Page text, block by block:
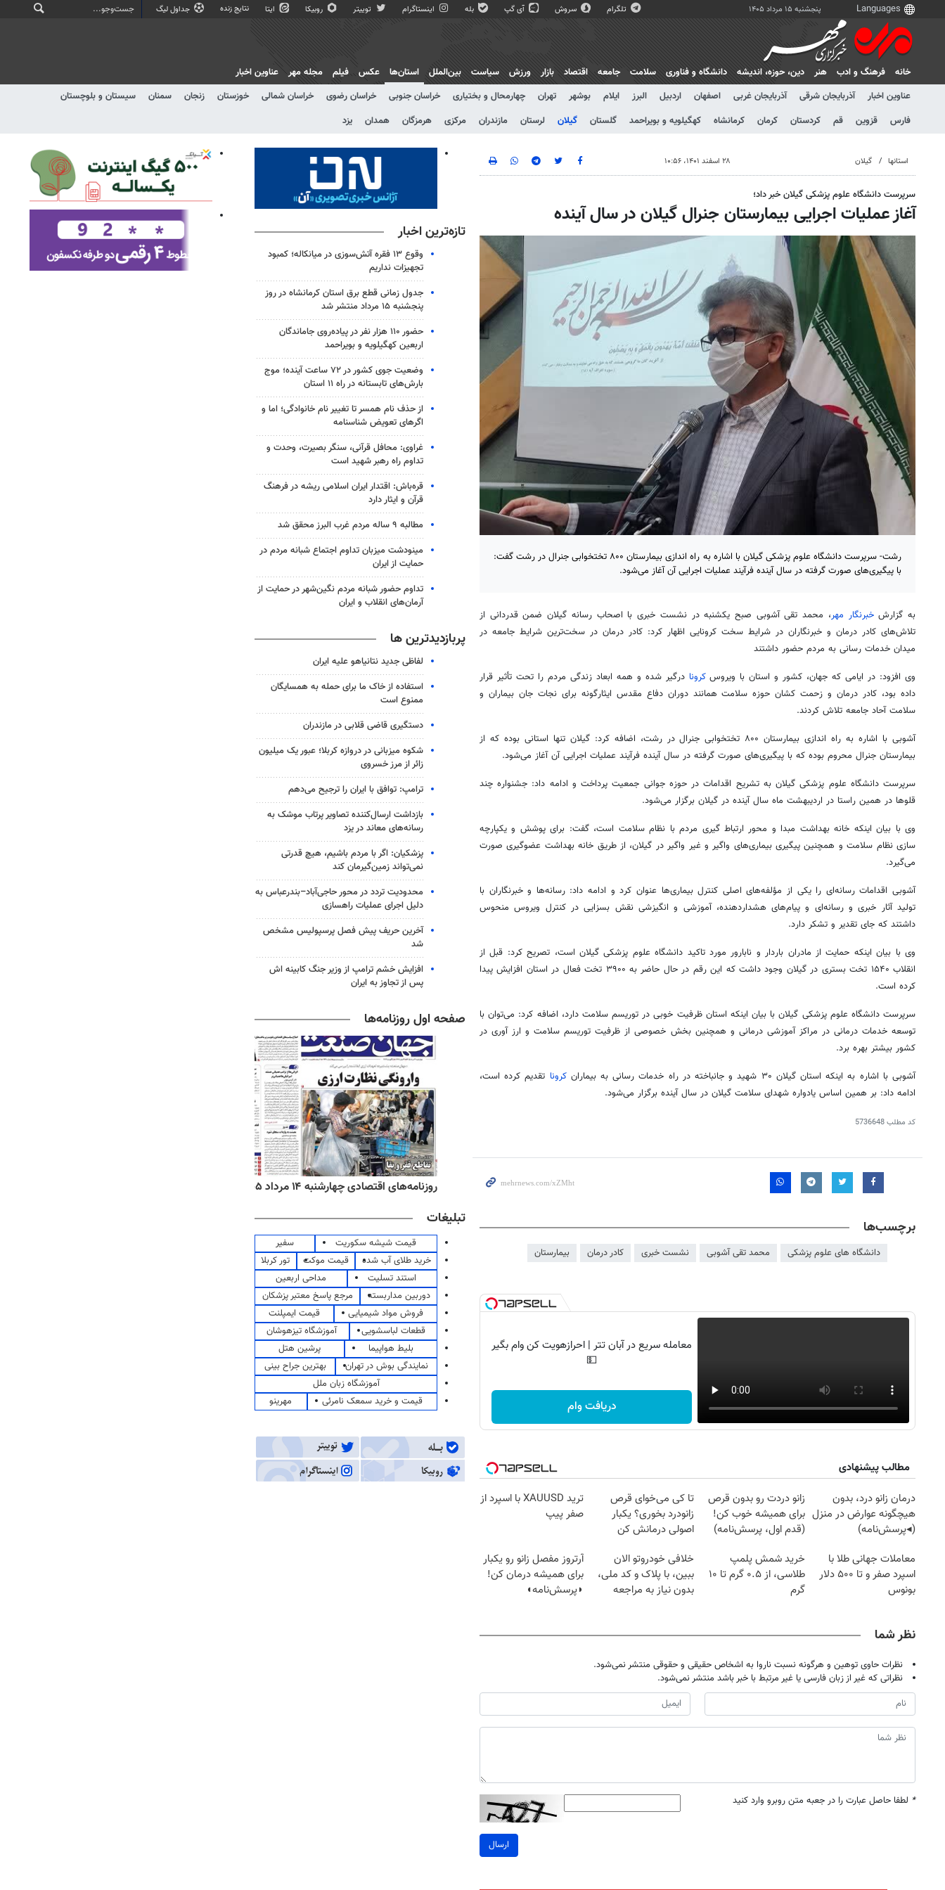
پنجشنبه ۱۵ مرداد ۱۴۰۵ تلگرام سروش آی گپ بله اینستاگرام توییتر روبیکا ایتا نتایج زنده جداول لیگ
خانه فرهنگ و ادب هنر دين، حوزه، انديشه دانشگاه و فناوری سلامت جامعه اقتصاد بازار ورزش سیاست بین‌الملل
استان‌ها
عناوین اخبار
آذربایجان شرقی آذربایجان غربی اصفهان اردبیل البرز ایلام بوشهر تهران چهارمحال و بختیاری خراسان جنوبی خراسان رضوی خراسان شمالی خوزستان زنجان سمنان
سیستان و بلوچستان
فارس
قزوین قم کردستان کرمان کرمانشاه کهگیلویه و بویراحمد گلستان گیلان لرستان مازندران مرکزی هرمزگان همدان یزد
عکس فیلم مجله مهر عناوین اخبار
استانها گیلان ۲۸ اسفند ۱۴۰۱، ۱۰:۵۶
سرپرست دانشگاه علوم پزشکی گیلان خبر داد؛
آغاز عملیات اجرایی بیمارستان جنرال گیلان در سال آینده
رشت- سرپرست دانشگاه علوم پزشکی گیلان با اشاره به راه اندازی بیمارستان ۸۰۰ تختخوابی جنرال در رشت گفت:
با پیگیری‌های صورت گرفته در سال آینده فرآیند عملیات اجرایی آن آغاز می‌شود.
به گزارشخبرنگار مهر، محمد تقی آشوبی صبح یکشنبه در نشست خبری با اصحاب رسانه گیلان ضمن قدردانی از
تلاش‌های کادر درمان و خبرنگاران در شرایط سخت کرونایی اظهار کرد: کادر درمان در سخت‌ترین شرایط جامعه در
میدان خدمات رسانی به مردم حضور داشتند
وی افزود: در ایامی که جهان، کشور و استان با ویروسکرونا درگیر شده و همه ابعاد زندگی مردم را تحت تأثیر قرار
داده بود، کادر درمان و زحمت کشانحوزه سلامت همانند دوران دفاع مقدس ایثارگونه برای نجات جان بیماران و
سلامت آحاد جامعه تلاش کردند.
آشوبی با اشاره به راه اندازی بیمارستان ۸۰۰ تختخوابی جنرال در رشت، اضافه کرد: گیلان تنها استانی بوده که از
بیمارستان جنرال محروم بوده که با پیگیری‌های صورت گرفته در سال آینده فرآیند عملیات اجرایی آن آغاز می‌شود.
سرپرست دانشگاه علوم پزشکی گیلان به تشریح اقدامات در حوزه جوانی جمعیت پرداخت و ادامه داد: جشنواره چند
قلوها در همین راستا در اردیبهشت ماه سال آینده در گیلان برگزار می‌شود.
وی با بیان اینکه خانه بهداشت مبدا و محور ارتباطگیری مردم با نظام سلامت است، گفت: برای پوشش و یکپارچه
سازی نظام سلامت و همچنین پیگیری بیماری‌های واگیر و غیر واگیر در گیلان، از طریق خانه بهداشت عضوگیری صورت
می‌گیرد.
آشوبی اقدامات رسانه‌ای را یکی از مؤلفه‌های اصلی کنترل بیماری‌ها عنوان کرد و ادامه داد: رسانه‌ها و خبرنگاران با
تولید آثار خبری و رسانه‌ای و پیام‌های هشداردهنده، آموزشی و انگیزشی نقش بسزایی در کنترل ویروس منحوس
داشتند که جای تقدیر و تشکر دارد.
وی با بیان اینکه حمایت از مادران باردار و نابارور مورد تاکید دانشگاه علوم پزشکی گیلان است، تصریح کرد: قبل از
انقلاب ۱۵۴۰ تخت بستری در گیلان وجود داشت که این رقم در حال حاضر به ۳۹۰۰ تخت فعال در استان افزایش پیدا
کرده است.
سرپرست دانشگاه علوم پزشکی گیلان با بیان اینکه استان ظرفیت خوبی در توریسم سلامت دارد، اضافه کرد: می‌توان با
توسعه خدمات درمانی در مراکز آموزشی درمانی و همچنین بخش خصوصی از ظرفیت توریسم سلامت و ارزآوریدر
کشور بیشتر بهره برد.
آشوبی با اشاره به اینکه استان گیلان ۳۰ شهید و
جانباختهدر راه خدمات رسانی به بیمارانکرونا تقدیم کرده است،
ادامه داد: بر همین اساس یادواره شهدای سلامت گیلان در سال آینده برگزار می‌شود.
کد مطلب5736648
برچسب‌ها
دانشگاه های علوم پزشکی محمد تقی آشوبی نشست خبری کادر درمان بیمارستان
معامله سریع در آبان تتر | احرازهویت کن وام بگیر
💵
دریافت وام
مطالب پیشنهادی
درمان زانو درد، بدون
هیچگونه عوارض در منزل
(◂پرسش‌نامه)
زانو دردت رو بدون قرص
برای همیشه خوب کن!
(قدم اول، پرسش‌نامه)
تا کی می‌خوای قرص
زانودرد بخوری؟ یکبار
اصولی درمانش کن
ترید XAUUSD با اسپرد از
صفر پیپ
معاملات جهانی طلا با
اسپرد صفر و تا ۵۰۰ دلار
بونوس
خرید شمش پلمپ
طلاسی، از ۰.۵ گرم تا ۱۰
گرم
خلافی خودروتو الان
ببین، با پلاک و کد ملی،
بدون نیاز به مراجعه
آرتروز مفصل زانو رو یکبار
برای همیشه درمان کن!
◗پرسش‌نامه◖
نظر شما
نظرات حاوی توهین و هرگونه نسبت ناروا به اشخاص حقیقی و حقوقی منتشر نمی‌شود.
نظراتی که غیر از زبان فارسی یا غیر مرتبط با خبر باشد منتشر نمی‌شود.
* لطفا حاصل عبارت را در جعبه متن روبرو وارد کنید
ارسال
تازه‌ترین اخبار
وقوع ۱۳ فقره آتش‌سوزی در میانکاله؛ کمبود
تجهیزات نداریم
جدول زمانی قطع برق استان کرمانشاه در روز
پنجشنبه ۱۵ مرداد منتشر شد
حضور ۱۱۰ هزار نفر در پیاده‌روی جاماندگان
اربعین کهگیلویه و بویراحمد
وضعیت جوی کشور در ۷۲ ساعت آینده؛ موج
بارش‌های تابستانه در راه ۱۱ استان
از حذف نام همسر تا تغییر نام خانوادگی؛ اما و
اگرهای تعویض شناسنامه
غراوی: محافل قرآنی، سنگر بصیرت، وحدت و
تداوم راه رهبر شهید است
قره‌باش: اقتدار ایران اسلامی ریشه در فرهنگ
قرآن و ایثار دارد
مطالبه ۹ ساله مردم غرب البرز محقق شد
مینودشت میزبان تداوم اجتماع شبانه مردم در
حمایت از ایران
تداوم حضور شبانه مردم نگین‌شهر در حمایت از
آرمان‌های انقلاب و ایران
پربازدیدترین ها
لفاظی جدید نتانیاهو علیه ایران
استفاده از خاک ما برای حمله به همسایگان
ممنوع است
دستگیری قاضی قلابی در مازندران
شکوه میزبانی در دروازه کربلا؛ عبور یک میلیون
زائر از مرز خسروی
ترامپ: توافق با ایران را ترجیح می‌دهم
بازداشت ارسال‌کننده تصاویر پرتاب موشک به
رسانه‌های معاند در یزد
پزشکیان: اگر با مردم باشیم، هیچ قدرتی
نمی‌تواند زمین‌گیرمان کند
محدودیت تردد در محور حاجی‌آباد–بندرعباس به
دلیل اجرای عملیات راهسازی
آخرین حریف پیش فصل پرسپولیس مشخص
شد
افزایش خشم ترامپ از وزیر جنگ کابینه اش
پس از تجاوز به ایران
صفحه اول روزنامه‌ها
روزنامه‌های ورزشی چهارشنبه ۱۴ مرداد ۱۴۰۵ روزنامه‌های صبح چهارشنبه ۱۴ مرداد ۱۴۰۵ روزنامه‌های اقتصادی چهارشنبه ۱۴ مرداد ۱۴۰۵
تبلیغات
قیمت شیشه سکوریت
سفیر
خرید طلای آب شده
قیمت موکت
تور کربلا
استند تسلیت
مداحی اربعین
دوربین مداربسته
مرجع پاسخ معتبر پزشکان
فروش مواد شیمیایی
قیمت ایمپلنت
قطعات لباسشویی
آموزشگاه تیزهوشان
بلیط هواپیما
پرشین هتل
نمایندگی بوش در تهران
بهترین جراح بینی
آموزشگاه زبان ملل
قیمت و خرید سمعک نامرئی
مهرینو